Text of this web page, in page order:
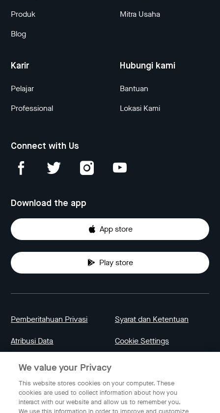
Produk
Blog
Mitra Usaha
Karir
Pelajar
Professional
Hubungi kami
Bantuan
Lokasi Kami
Connect with Us
Download the app
App store
Play store
Pemberitahuan Privasi Syarat dan Ketentuan
Atribusi Data Cookie Settings
Bahasa Indonesia
We value your Privacy
This website stores cookies on your computer. These
cookies are used to collect information about how you
interact with our website and allow us to remember you.
We use this information in order to improve and customize